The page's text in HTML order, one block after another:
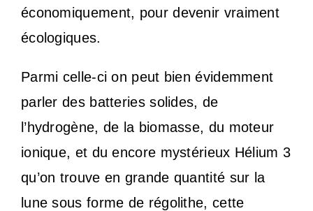
économiquement, pour devenir vraiment
écologiques.
Parmi celle-ci on peut bien évidemment
parler des batteries solides, de
l’hydrogène, de la biomasse, du moteur
ionique, et du encore mystérieux Hélium 3
qu’on trouve en grande quantité sur la
lune sous forme de régolithe, cette